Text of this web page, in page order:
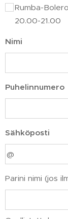
Rumba-
20.00-21.00
Nimi
Puhelinnumero
Sähköposti
Parini nimi (jos